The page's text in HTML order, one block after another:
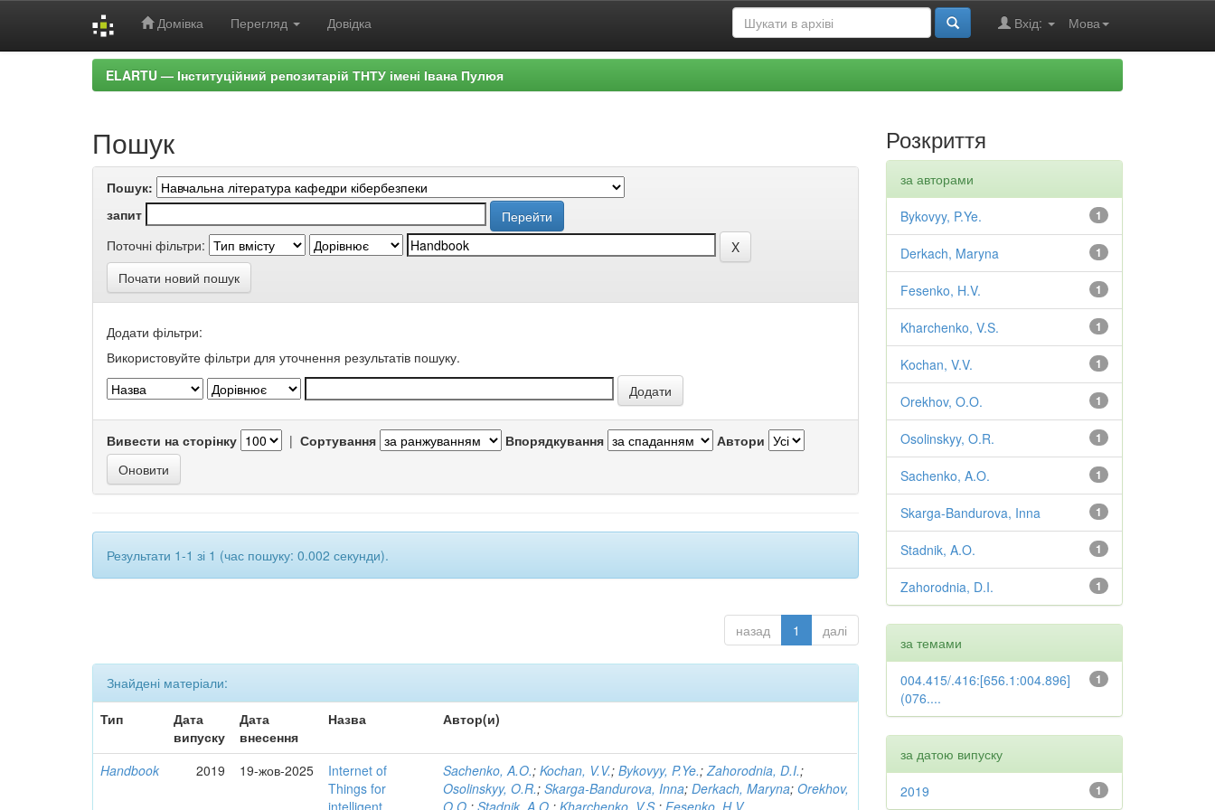
Домівка Перегляд Довідка Мова
Вхід:
ELARTU — Інституційний репозитарій ТНТУ імені Івана Пулюя
Пошук
Пошук:
запит
Поточні фільтри:
Почати новий пошук
Додати фільтри:
Використовуйте фільтри для уточнення результатів пошуку.
Вивести на сторінку | Сортування Впорядкування Автори
Результати 1-1 зі 1 (час пошуку: 0.002 секунди).
назад 1 далі
Знайдені матеріали:
Тип
Дата
випуску
Дата
внесення
Назва Автор(и)
Handbook 2019 19-жов-2025
Internet of
Things for
intelligent
Sachenko, A.O.;Kochan, V.V.;Bykovyy, P.Ye.;Zahorodnia, D.I.;
Osolinskyy, O.R.;Skarga-Bandurova, Inna;Derkach, Maryna;Orekhov,
O.O. ;Stadnik, A.O. ; Kharchenko, V.S. ; Fesenko, H.V.
Розкриття
за авторами
1
Bykovyy, P.Ye.
1
Derkach, Maryna
1
Fesenko, H.V.
1
Kharchenko, V.S.
1
Kochan, V.V.
1
Orekhov, O.O.
1
Osolinskyy, O.R.
1
Sachenko, A.O.
1
Skarga-Bandurova, Inna
1
Stadnik, A.O.
1
Zahorodnia, D.I.
за темами
1
004.415/.416:[656.1:004.896]
(076....
за датою випуску
1
2019